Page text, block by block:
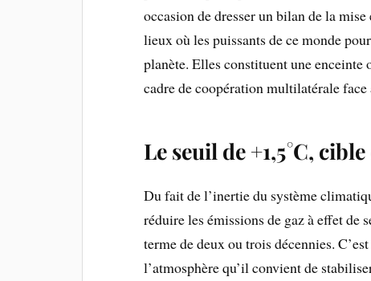
occasion de dresser un bilan de la
lieux où les puissants de ce monde
planète. Elles constituent une
cadre de coopération multilatérale
Le seuil de +1,5 °C,
Du fait de l’inertie du système
réduire les émissions de gaz à effet de
terme de deux ou trois décennies.
l’atmosphère qu’il convient de